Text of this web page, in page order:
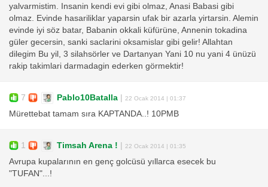
yalvarmistim. Insanin kendi evi gibi olmaz, Anasi Babasi gibi
olmaz. Evinde hasariliklar yaparsin ufak bir azarla yirtarsin. Alemin
evinde iyi söz batar, Babanin okkali küfürüne, Annenin tokadina
güler gecersin, sanki saclarini oksamislar gibi gelir! Allahtan
dilegim Bu yil, 3 silahsörler ve Dartanyan Yani 10 nu yani 4 ünüzü
rakip takimlari darmadagin ederken görmektir!
7 Pablo10Batalla | 22 Ocak 2014 | 01:37
Mürettebat tamam sıra KAPTANDA..! 10PMB
1 Timsah Arena ! | 22 Ocak 2014 | 01:35
Avrupa kupalarının en genç golcüsü yıllarca esecek bu
"TUFAN"...!